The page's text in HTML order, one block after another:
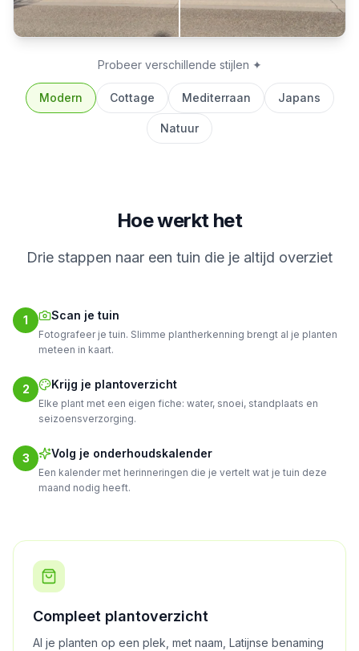
Probeer verschillende stijlen ✦
Modern Cottage Mediterraan Japans
Natuur
Hoe werkt het
Drie stappen naar een tuin die je altijd overziet
1 Scan je tuin
Fotografeer je tuin. Slimme plantherkenning brengt al je planten
meteen in kaart.
2 Krijg je plantoverzicht
Elke plant met een eigen fiche: water, snoei, standplaats en
seizoensverzorging.
3 Volg je onderhoudskalender
Een kalender met herinneringen die je vertelt wat je tuin deze
maand nodig heeft.
Compleet plantoverzicht
Al je planten op een plek, met naam, Latijnse benaming